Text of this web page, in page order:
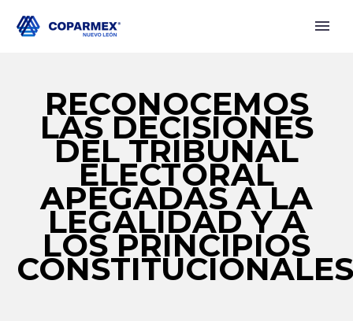
RECONOCEMOS
LAS DECISIONES
DEL TRIBUNAL
ELECTORAL
APEGADAS A LA
LEGALIDAD Y A
LOS PRINCIPIOS
CONSTITUCIONALES